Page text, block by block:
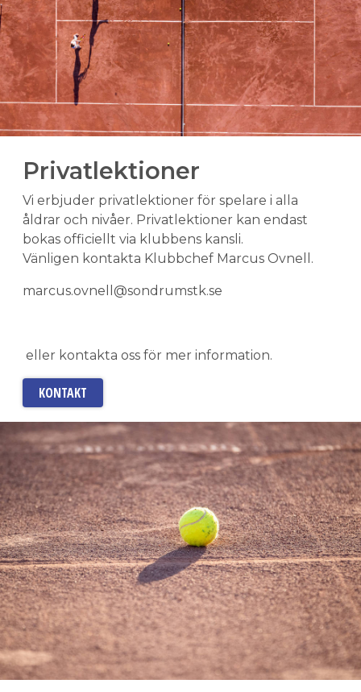
Privatlektioner
Vi erbjuder privatlektioner för spelare i alla
åldrar och nivåer. Privatlektioner kan endast
bokas officiellt via klubbens kansli.
Vänligen kontakta Klubbchef Marcus Ovnell.
marcus.ovnell@sondrumstk.se
eller kontakta oss för mer information.
KONTAKT